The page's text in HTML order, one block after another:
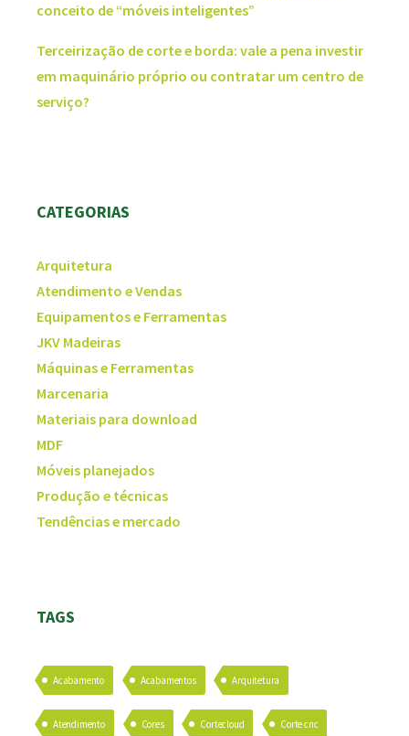
conceito de “móveis inteligentes”
Terceirização de corte e borda: vale a pena investir
em maquinário próprio ou contratar um centro de
serviço?
CATEGORIAS
Arquitetura
Atendimento e Vendas
Equipamentos e Ferramentas
JKV Madeiras
Máquinas e Ferramentas
Marcenaria
Materiais para download
MDF
Móveis planejados
Produção e técnicas
Tendências e mercado
TAGS
Acabamento Acabamentos Arquitetura
Atendimento Cores Cortecloud Corte cnc